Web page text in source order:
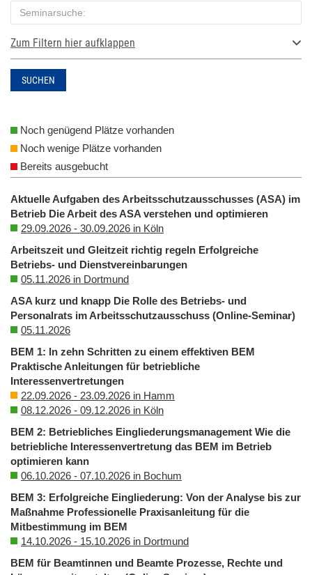
Zum Filtern hier aufklappen
SUCHEN
Noch genügend Plätze vorhanden
Noch wenige Plätze vorhanden
Bereits ausgebucht
Aktuelle Aufgaben des Arbeitsschutzausschusses (ASA) im
Betrieb Die Arbeit des ASA verstehen und optimieren
29.09.2026 - 30.09.2026 in Köln
Arbeitszeit und Gleitzeit richtig regeln Erfolgreiche
Betriebs- und Dienstvereinbarungen
05.11.2026 in Dortmund
ASA kurz und knapp Die Rolle des Betriebs- und
Personalrats im Arbeitsschutzausschuss (Online-Seminar)
05.11.2026
BEM 1: In zehn Schritten zu einem effektiven BEM
Praktische Anleitungen für betriebliche
Interessenvertretungen
22.09.2026 - 23.09.2026 in Hamm
08.12.2026 - 09.12.2026 in Köln
BEM 2: Betriebliches Eingliederungsmanagement Wie die
betriebliche Interessenvertretung das BEM im Betrieb
optimieren kann
06.10.2026 - 07.10.2026 in Bochum
BEM 3: Erfolgreiche Eingliederung: Von der Analyse bis zur
Maßnahme Professionelle Praxisanleitung für die
Mitbestimmung im BEM
14.10.2026 - 15.10.2026 in Dortmund
BEM für Beamtinnen und Beamte Prozesse, Rechte und